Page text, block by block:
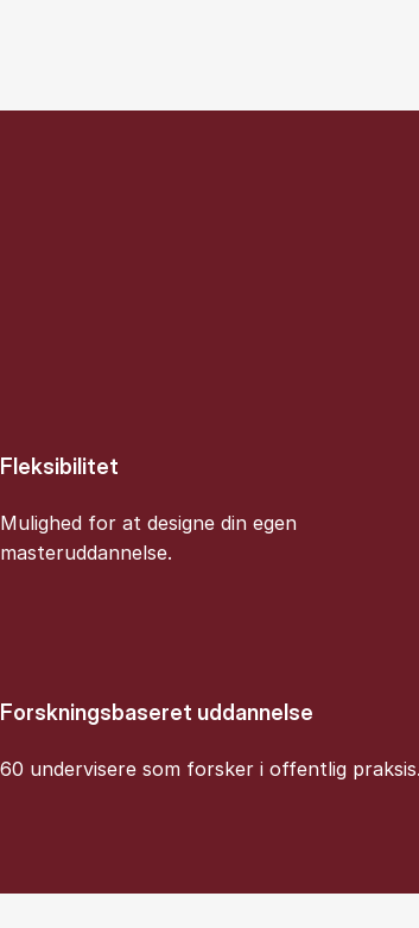
Fleksibilitet
Mulighed for at designe din egen
masteruddannelse.
Forskningsbaseret uddannelse
60 undervisere som forsker i offentlig praksis.